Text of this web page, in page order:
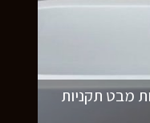
מבט תקניות